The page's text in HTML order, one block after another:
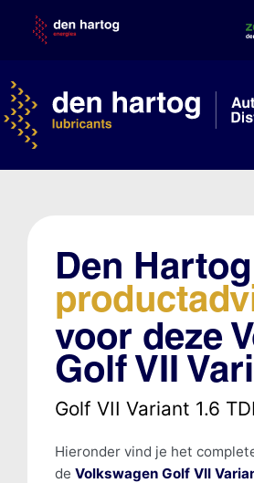
content
Den Hartog
voor deze
Golf VII
Golf VII Variant 1.6
Hieronder vind je het
de Volkswagen Golf VII